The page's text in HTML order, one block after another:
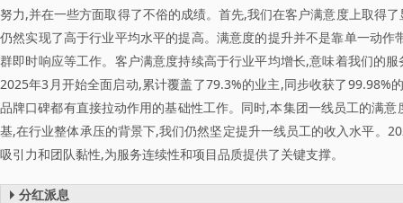
努力,并在一些方面取得了不俗的成绩。首先,我们在客户满意度上取得
仍然实现了高于行业平均水平的提高。满意度的提升并不是靠单一动
群即时响应等工作。客户满意度持续高于行业平均增长,意味着我们的
2025年3月开始全面启动,累计覆盖了79.3%的业主,同步收获了99.98%
品牌口碑都有直接拉动作用的基础性工作。同时,本集团一线员工的满
基,在行业整体承压的背景下,我们仍然坚定提升一线员工的收入水平。
吸引力和团队黏性,为服务连续性和项目品质提供了关键支撑。
分红派息